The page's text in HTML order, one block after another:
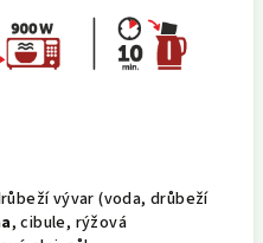
vývar (voda, drůbeží
, cibule, rýžová